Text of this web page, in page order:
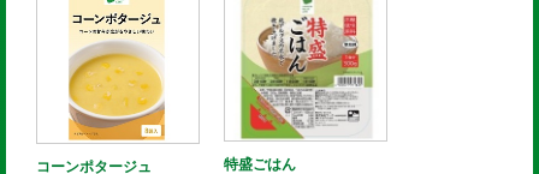
コーンポタージュ 特盛ごはん